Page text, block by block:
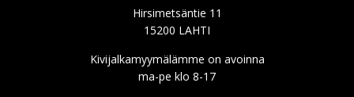
Hirsimetsäntie 11
15200 LAHTI
Kivijalkamyymälämme on avoinna
ma-pe klo 8-17